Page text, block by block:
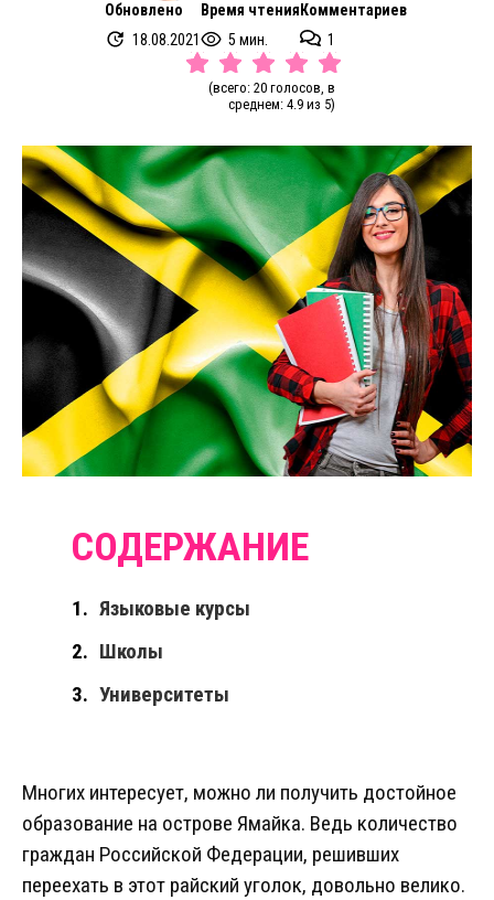
Обновлено
18.08.2021
Время чтения
5 мин.
Комментариев
1
(всего: 20 голосов, в
среднем: 4.9 из 5)
Языковые курсы
Школы
Университеты
Многих интересует, можно ли получить достойное
образование на острове Ямайка. Ведь количество
граждан Российской Федерации, решивших
переехать в этот райский уголок, довольно велико.